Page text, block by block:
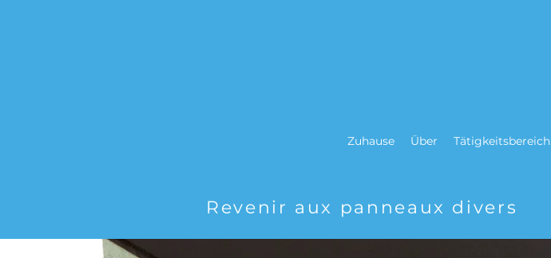
Zuhause Über Tätigkeitsbereich
Revenir aux panneaux divers